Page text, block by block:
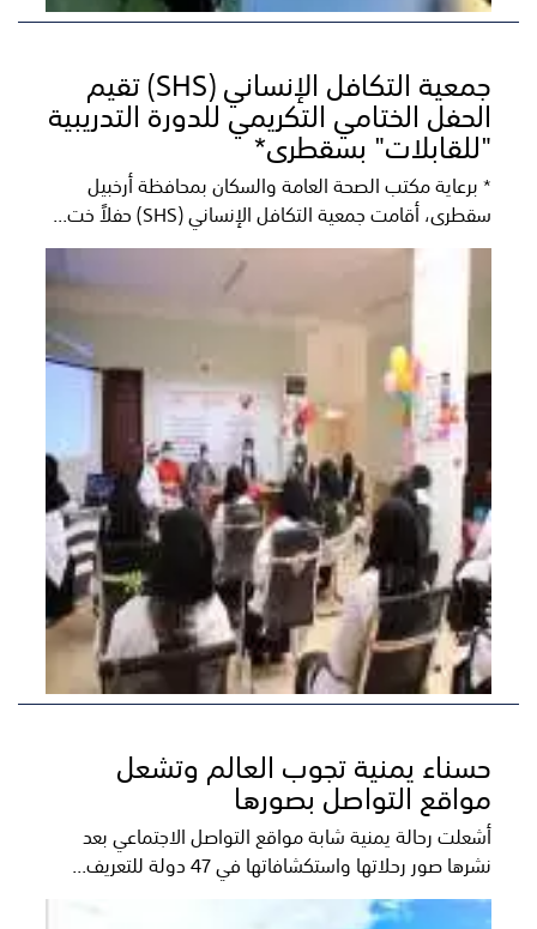
جمعية التكافل الإنساني (SHS) تقيم
الحفل الختامي التكريمي للدورة التدريبية
"للقابلات" بسقطرى*
* برعاية مكتب الصحة العامة والسكان بمحافظة أرخبيل
سقطرى، أقامت جمعية التكافل الإنساني (SHS) حفلاً خت...
حسناء يمنية تجوب العالم وتشعل
مواقع التواصل بصورها
أشعلت رحالة يمنية شابة مواقع التواصل الاجتماعي بعد
نشرها صور رحلاتها واستكشافاتها في 47 دولة للتعريف...